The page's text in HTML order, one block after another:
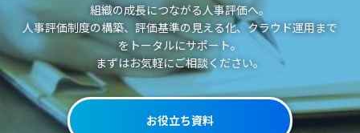
組織の成長につながる人事評価へ。
人事評価制度の構築、評価基準の見える化、クラウド運用まで
をトータルにサポート。
まずはお気軽にご相談ください。
お役立ち資料